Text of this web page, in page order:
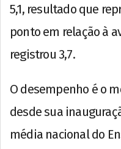
5,1, resultado que
ponto em relação à
registrou 3,7.
O desempenho é o
desde sua
média nacional do